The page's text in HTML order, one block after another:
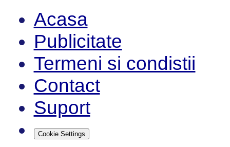
Acasa
Publicitate
Termeni si condistii
Contact
Suport
Cookie Settings